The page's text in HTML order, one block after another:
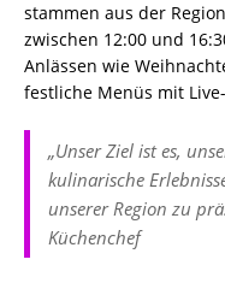
stammen aus der
zwischen 12:00 und
Anlässen wie
festliche Menüs mit
„Unser Ziel ist es,
kulinarische
unserer Region zu
Küchenchef